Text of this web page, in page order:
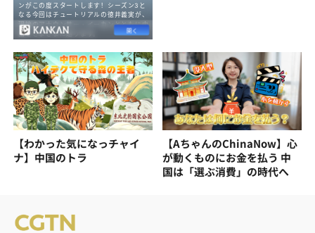
【わかった気になっチャイ
ナ】中国のトラ
【AちゃんのChinaNow】心
が動くものにお金を払う 中
国は「選ぶ消費」の時代へ